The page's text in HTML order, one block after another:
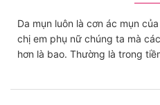
Da mụn luôn là cơn ác mụn
chị em phụ nữ chúng ta mà
hơn là bao. Thường là trong